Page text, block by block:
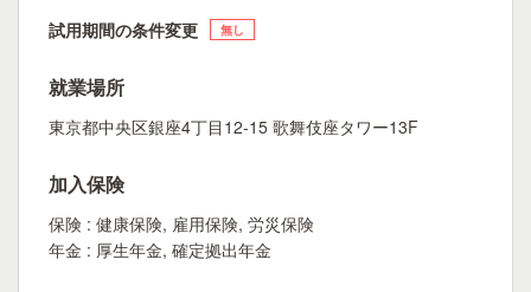
試用期間の条件変更
無し
就業場所
東京都中央区銀座4丁目12-15 歌舞伎座タワー13F
加入保険
保険 : 健康保険, 雇用保険, 労災保険
年金 : 厚生年金, 確定拠出年金